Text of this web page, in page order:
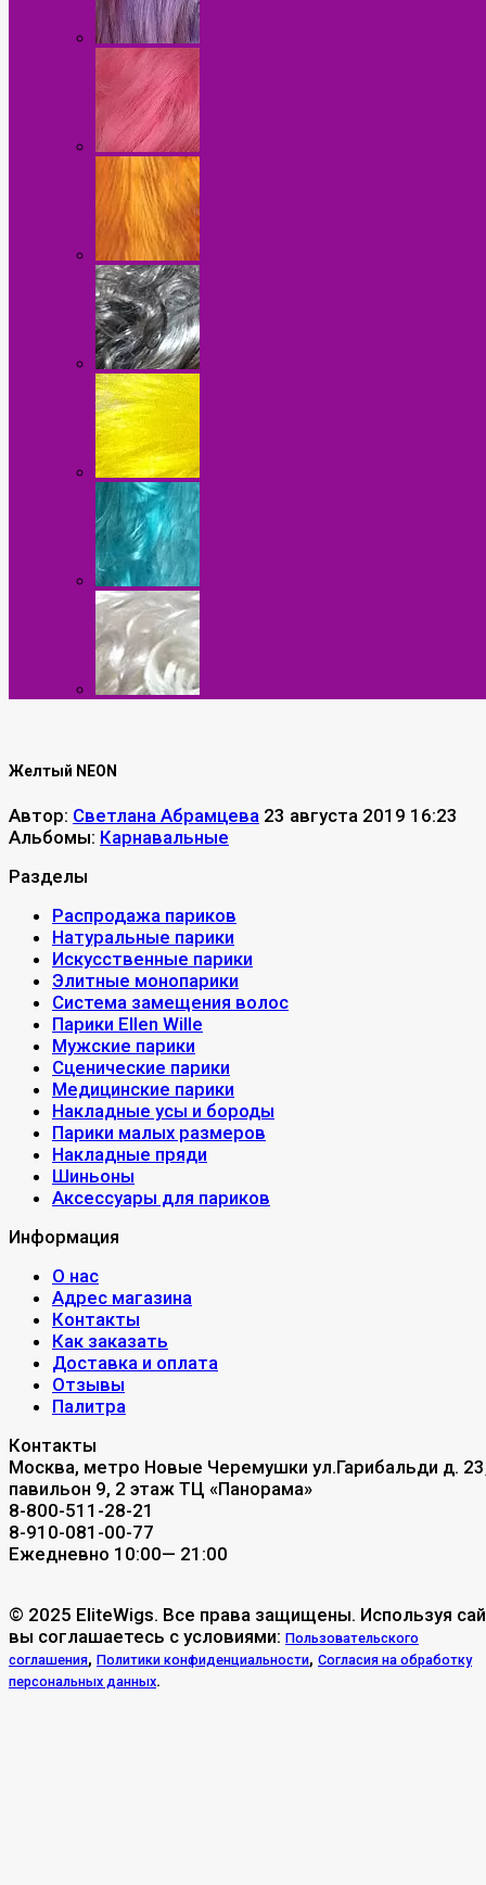
Желтый NEON
Автор: Светлана Абрамцева 23 августа 2019 16:23
Альбомы: Карнавальные
Разделы
Распродажа париков
Натуральные парики
Искусственные парики
Элитные монопарики
Система замещения волос
Парики Ellen Wille
Мужские парики
Сценические парики
Медицинские парики
Накладные усы и бороды
Парики малых размеров
Накладные пряди
Шиньоны
Аксессуары для париков
Информация
О нас
Адрес магазина
Контакты
Как заказать
Доставка и оплата
Отзывы
Палитра
Контакты
Москва, метро Новые Черемушки ул.Гарибальди д.
павильон 9, 2 этаж ТЦ «Панорама»
8-800-511-28-21
8-910-081-00-77
Ежедневно 10:00— 21:00
© 2025 EliteWigs. Все права защищены. Используя
вы соглашаетесь с условиями: Пользовательского
соглашения, Политики конфиденциальности, Согласия на обработку
персональных данных.